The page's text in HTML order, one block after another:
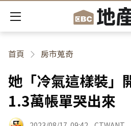
首頁 房市蒐奇
她「冷氣這樣裝」
1.3萬帳單哭出來